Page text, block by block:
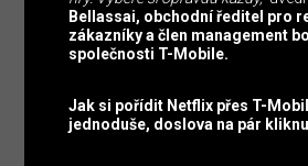
Bellassai, obchodní ředitel pro
zákazníky a člen management
společnosti T-Mobile.
Jak si pořídit Netflix přes T-
jednoduše, doslova na pár